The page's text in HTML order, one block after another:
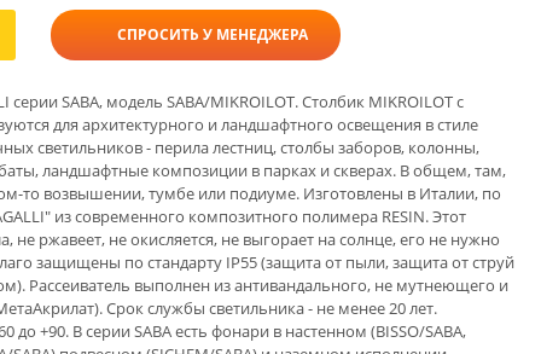
СПРОСИТЬ У МЕНЕДЖЕРА
SABA, модель SABA/MIKROILOT. Столбик MIKROILOT с
для архитектурного и ландшафтного освещения в стиле
светильников - перила лестниц, столбы заборов, колонны,
ландшафтные композиции в парках и скверах. В общем, там,
то возвышении, тумбе или подиуме. Изготовлены в Италии, по
из современного композитного полимера RESIN. Этот
не ржавеет, не окисляется, не выгорает на солнце, его не нужно
защищены по стандарту IP55 (защита от пыли, защита от струй
Рассеиватель выполнен из антивандального, не мутнеющего и
Срок службы светильника - не менее 20 лет.
до +90. В серии SABA есть фонари в настенном (BISSO/SABA,